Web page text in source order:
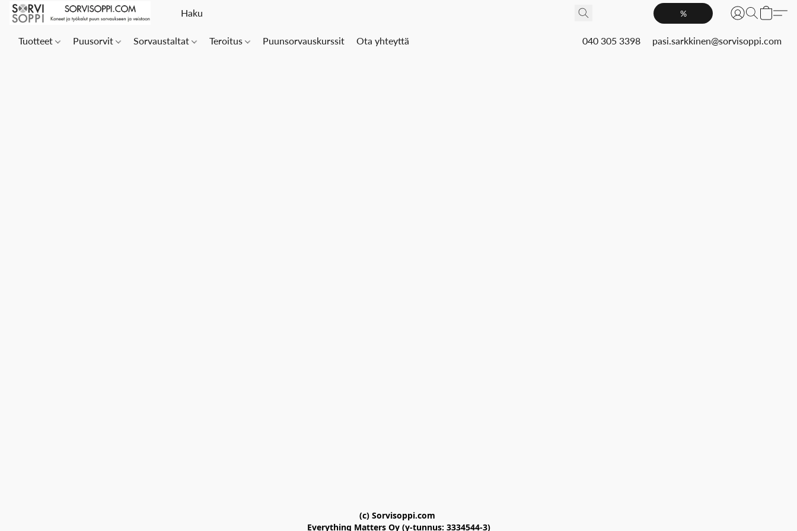
%
Tuotteet Puusorvit Sorvaustaltat Teroitus Puunsorvauskurssit Ota yhteyttä 040 305 3398 pasi.sarkkinen@sorvisoppi.com
(c) Sorvisoppi.com
Everything Matters Oy (y-tunnus: 3334544-3)